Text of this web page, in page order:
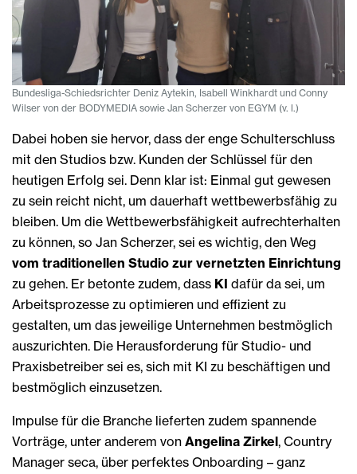
Bundesliga-Schiedsrichter Deniz Aytekin, Isabell Winkhardt und Conny
Wilser von der BODYMEDIA sowie Jan Scherzer von EGYM (v. l.)
Dabei hoben sie hervor, dass der enge Schulterschluss
mit den Studios bzw. Kunden der Schlüssel für den
heutigen Erfolg sei. Denn klar ist: Einmal gut gewesen
zu sein reicht nicht, um dauerhaft wettbewerbsfähig zu
bleiben. Um die Wettbewerbsfähigkeit aufrechterhalten
zu können, so Jan Scherzer, sei es wichtig, den Weg
vom traditionellen Studio zur vernetzten Einrichtung
zu gehen. Er betonte zudem, dass KI dafür da sei, um
Arbeitsprozesse zu optimieren und effizient zu
gestalten, um das jeweilige Unternehmen bestmöglich
auszurichten. Die Herausforderung für Studio- und
Praxisbetreiber sei es, sich mit KI zu beschäftigen und
bestmöglich einzusetzen.
Impulse für die Branche lieferten zudem spannende
Vorträge, unter anderem von Angelina Zirkel, Country
Manager seca, über perfektes Onboarding – ganz